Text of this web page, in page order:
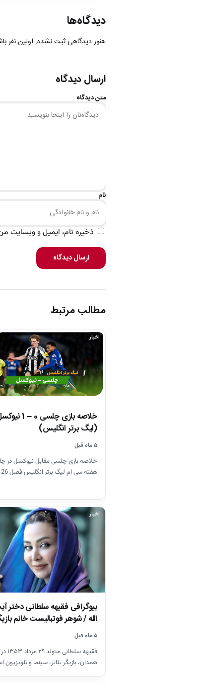
دیدگاه‌ها
هنوز دیدگاهی ثبت نشده. اولین نفر
ارسال دیدگاه
متن دیدگاه
نام
ذخیره نام، ایمیل و وبسایت
ارسال دیدگاه
مطالب مرتبط
اخبار
خلاصه بازی چلسی 0 – 1
(لیگ برتر انگلیس)
۵ ماه قبل
خلاصه بازی چلسی مقابل نیوکسل در
هفته سی
اخبار
بیوگرافی فقیهه سلطانی دختر
الله / شوهر فوتبالیست خانم
را…
۵ ماه قبل
فقیهه سلطانی متولد ۲۹ مرداد ۱۳۵۳ در
همدان، بازیگر تئاتر، سینما و
سلطانی یک دورهٔ بازیگری…